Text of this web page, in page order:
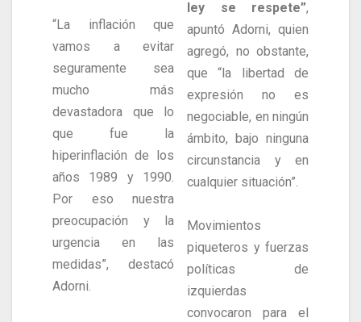
“La inflación que
vamos a evitar
seguramente sea
mucho más
devastadora que lo
que fue la
hiperinflación de los
años 1989 y 1990.
Por eso nuestra
preocupación y la
urgencia en las
medidas”, destacó
Adorni.
ley se respete”,
apuntó Adorni, quien
agregó, no obstante,
que “la libertad de
expresión no es
negociable, en ningún
ámbito, bajo ninguna
circunstancia y en
cualquier situación”.
Movimientos
piqueteros y fuerzas
políticas de
izquierdas
convocaron para el